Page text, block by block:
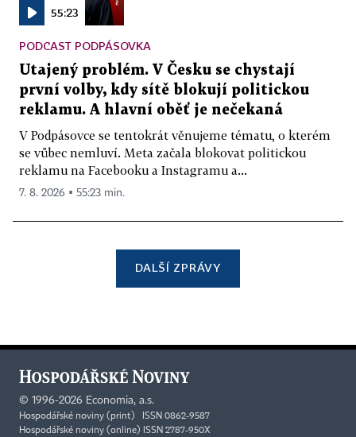
55:23
PODCAST PODPÁSOVKA
Utajený problém. V Česku se chystají
první volby, kdy sítě blokují politickou
reklamu. A hlavní oběť je nečekaná
V Podpásovce se tentokrát věnujeme tématu, o kterém
se vůbec nemluví. Meta začala blokovat politickou
reklamu na Facebooku a Instagramu a...
7. 8. 2026 ▪ 55:23 min.
DALŠÍ ZPRÁVY
© 1996-2026 Economia, a.s.
Hospodářské noviny (print) ISSN 0862-9587
Hospodářské noviny (online) ISSN 2787-950X